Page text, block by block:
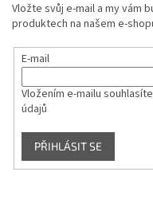
Vložte svůj e-mail a my vám
produktech na našem e-
E-mail
Vložením e-mailu
údajů
PŘIHLÁSIT SE